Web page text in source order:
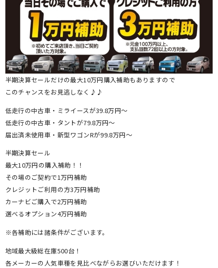
半期決算セールだけの最大10万円購入補助もありますので
このチャンスをお見逃しなく♪♪
低走行の中古車・ミライースが39.8万円～
低走行の中古車・タントが79.8万円～
届出済未使用車・新型ワゴンRが99.8万円～
半期決算セール
最大10万円の購入補助！！
その場のご契約で1万円補助
クレジットご利用の方3万円補助
カーナビご購入で2万円補助
選べるオプション4万円補助
※各補助には諸条件がございます。
地域最大級総在庫500台！
各メーカーの人気車種を見比べながらお選びいただけます！